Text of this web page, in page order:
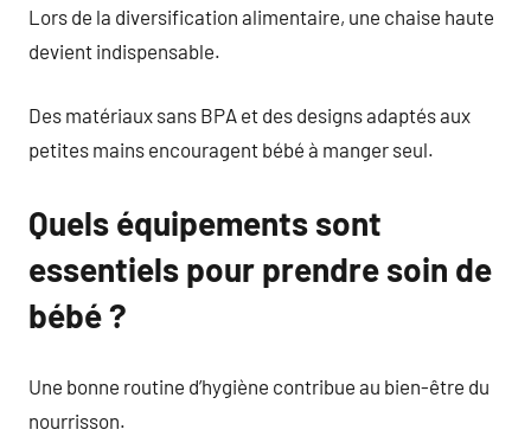
Lors de la diversification alimentaire, une chaise haute
devient indispensable.
Des matériaux sans BPA et des designs adaptés aux
petites mains encouragent bébé à manger seul.
Quels équipements sont
essentiels pour prendre soin de
bébé ?
Une bonne routine d’hygiène contribue au bien-être du
nourrisson.